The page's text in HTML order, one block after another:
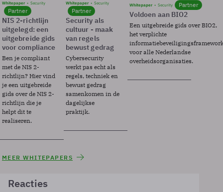
Whitepaper Security
Partner
NIS 2-richtlijn
uitgelegd: een
uitgebreide gids
voor compliance
Ben je compliant
met de NIS 2-
richtlijn? Hier vind
je een uitgebreide
gids over de NIS 2-
richtlijn die je
helpt dit te
realiseren.
Whitepaper Security
Partner
Security als
cultuur - maak
van regels
bewust gedrag
Cybersecurity
werkt pas echt als
regels, techniek en
bewust gedrag
samenkomen in de
dagelijkse
praktijk.
Whitepaper Security Partner
Voldoen aan BIO2
Een uitgebreide gids over BIO2,
het verplichte
voor alle Nederlandse
overheidsorganisaties.
MEER WHITEPAPERS
Reacties